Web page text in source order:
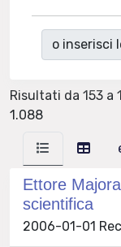
o inserisci
Risultati da 153 a
1.088
Ettore
scientifica
2006-01-01